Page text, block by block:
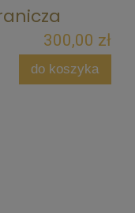
300,00 zł
do koszyka